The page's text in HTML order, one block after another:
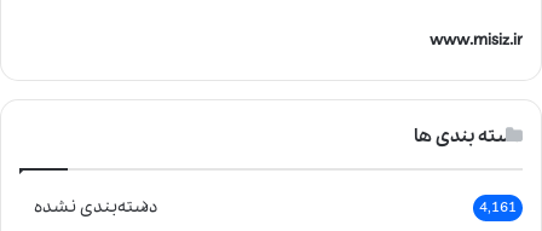
www.misiz.ir
دسته بندی ها
دسته‌بندی نشده 4,161